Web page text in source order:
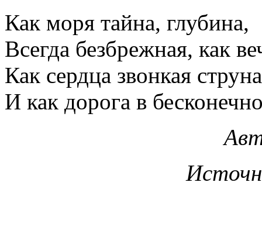
Как моря тайна, глубина,
Всегда безбрежная, как
Как сердца звонкая струна
И как дорога в